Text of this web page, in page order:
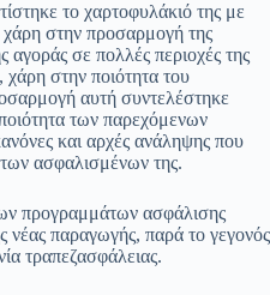
το χαρτοφυλάκιό της με
στην προσαρμογή της
αγοράς σε πολλές περιοχές της
στην ποιότητα του
αυτή συντελέστηκε
των παρεχόμενων
και αρχές ανάληψης που
ασφαλισμένων της.
προγραμμάτων ασφάλισης
νέας παραγωγής, παρά το γεγονός
τραπεζασφάλειας.